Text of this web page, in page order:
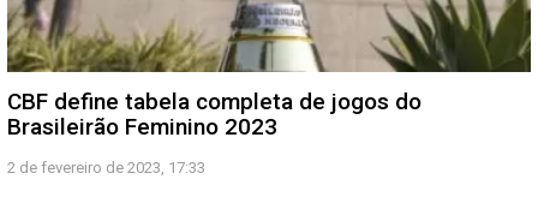
CBF define tabela completa de jogos do
Brasileirão Feminino 2023
2 de fevereiro de 2023, 17:33